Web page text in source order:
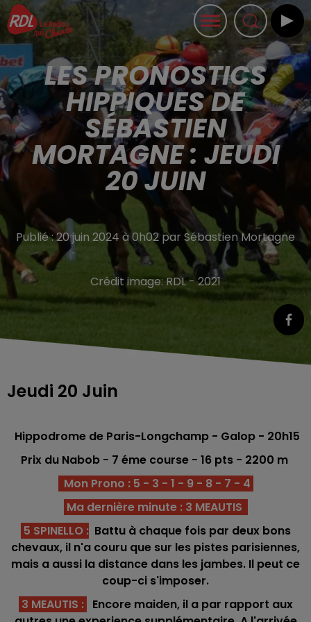
LES PRONOSTICS
HIPPIQUES DE
SÉBASTIEN
MORTAGNE : JEUDI
20 JUIN
Publié : 20 juin 2024 à 0h02 par Sébastien Mortagne
Crédit image: RDL - 2021
Jeudi 20 Juin
Hippodrome de Paris-Longchamp - Galop - 20h15
Prix du Nabob - 7 éme course - 16 pts - 2200 m
Mon Prono : 5 - 3 - 1 - 9 - 8 - 7 - 4
Ma dernière minute : 3 MEAUTIS
5 SPINELLO :Battu à chaque fois par deux bons
chevaux, il n'a couru que sur les pistes parisiennes,
mais a aussi la distance dans les jambes. Il peut ce
coup-ci s'imposer.
3 MEAUTIS : Encore maiden, il a par rapport aux